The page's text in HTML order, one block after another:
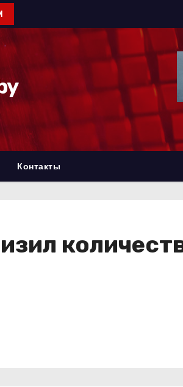
Контакты